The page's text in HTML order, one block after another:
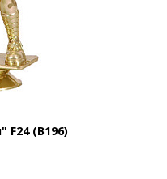
F24 (B196)